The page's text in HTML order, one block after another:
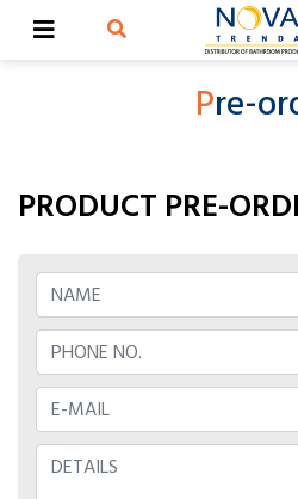
Pre-
PRODUCT PRE-